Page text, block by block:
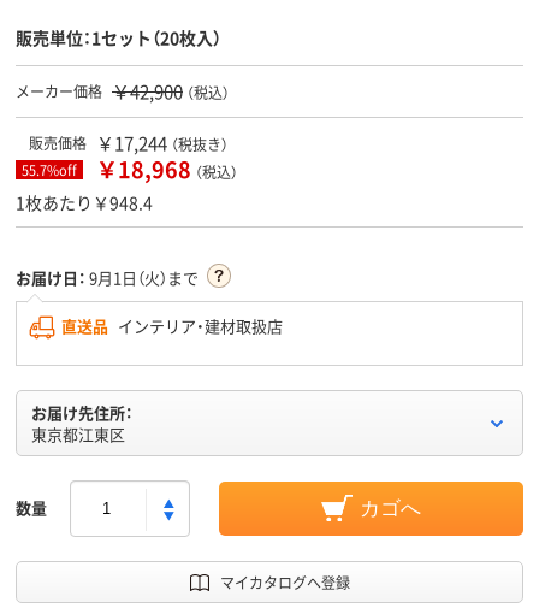
販売単位：1セット（20枚入）
メーカー価格 ￥42,900 （税込）
販売価格 ￥17,244 （税抜き）
55.7%off ￥18,968 （税込）
1枚あたり￥948.4
お届け日： 9月1日（火）まで
直送品 インテリア・建材取扱店
お届け先住所：
東京都江東区
数量 カゴへ
マイカタログへ登録